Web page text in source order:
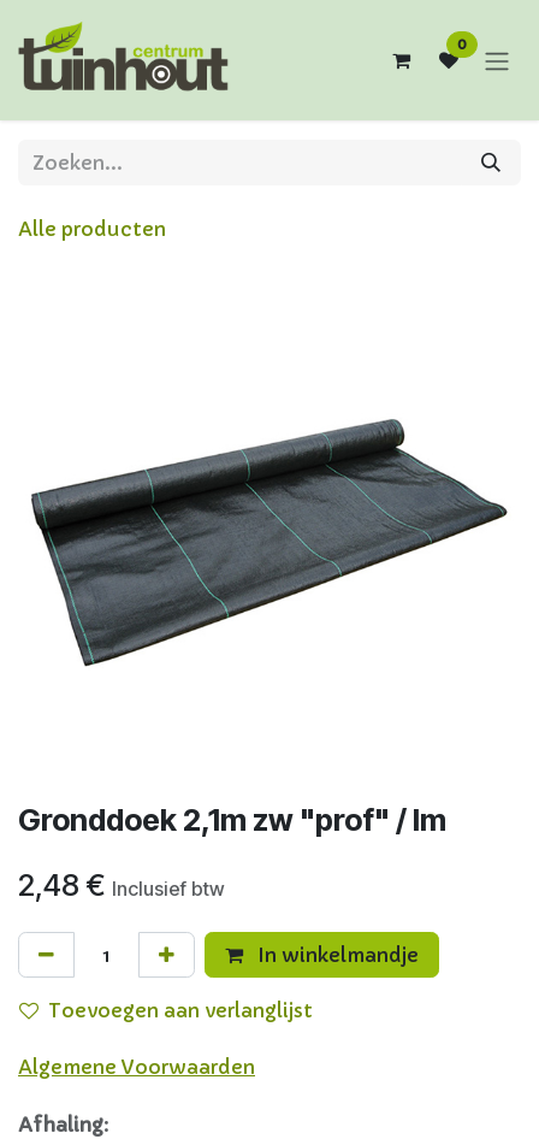
0
Alle producten
Gronddoek 2,1m zw "prof" / lm
2,48 € Inclusief btw
In winkelmandje
Toevoegen aan verlanglijst
Algemene Voorwaarden
Afhaling: